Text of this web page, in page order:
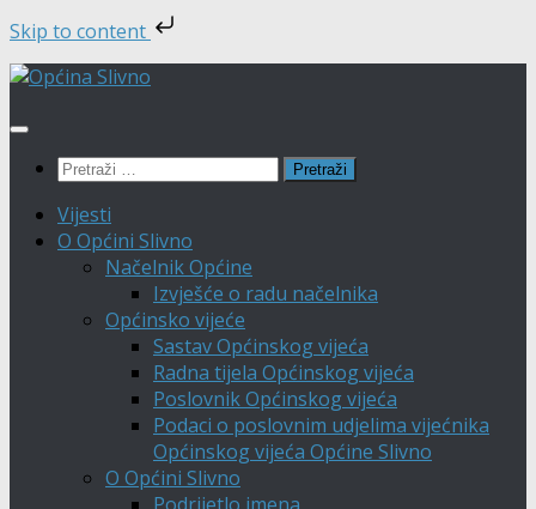
Skip to content
Skip
content
Pretraži:
Vijesti
O Općini Slivno
Načelnik Općine
Izvješće o radu načelnika
Općinsko vijeće
Sastav Općinskog vijeća
Radna tijela Općinskog vijeća
Poslovnik Općinskog vijeća
Podaci o poslovnim udjelima vijećnika
Općinskog vijeća Općine Slivno
O Općini Slivno